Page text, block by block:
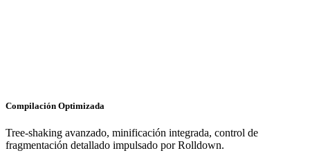
Compilación Optimizada
Tree-shaking avanzado, minificación integrada, control de
fragmentación detallado impulsado por Rolldown.